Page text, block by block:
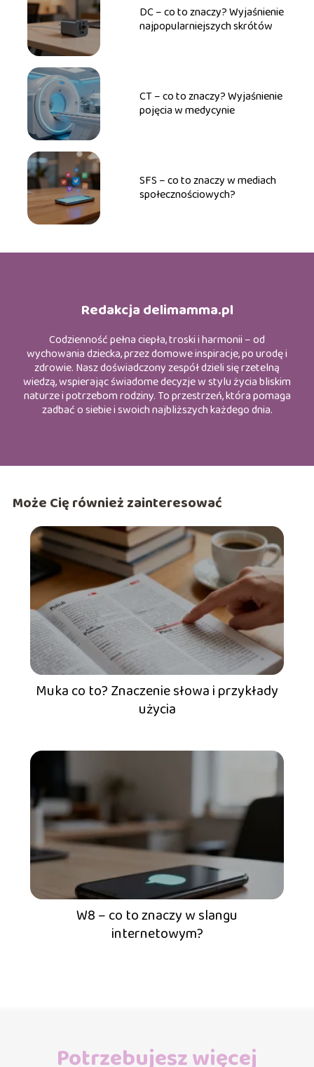
DC – co to znaczy? Wyjaśnienie
najpopularniejszych skrótów
CT – co to znaczy? Wyjaśnienie
pojęcia w medycynie
SFS – co to znaczy w mediach
społecznościowych?
Redakcja delimamma.pl
Codzienność pełna ciepła, troski i harmonii – od
wychowania dziecka, przez domowe inspiracje, po urodę i
zdrowie. Nasz doświadczony zespół dzieli się rzetelną
wiedzą, wspierając świadome decyzje w stylu życia bliskim
naturze i potrzebom rodziny. To przestrzeń, która pomaga
zadbać o siebie i swoich najbliższych każdego dnia.
Może Cię również zainteresować
Muka co to? Znaczenie słowa i przykłady
użycia
W8 – co to znaczy w slangu
internetowym?
Potrzebujesz więcej